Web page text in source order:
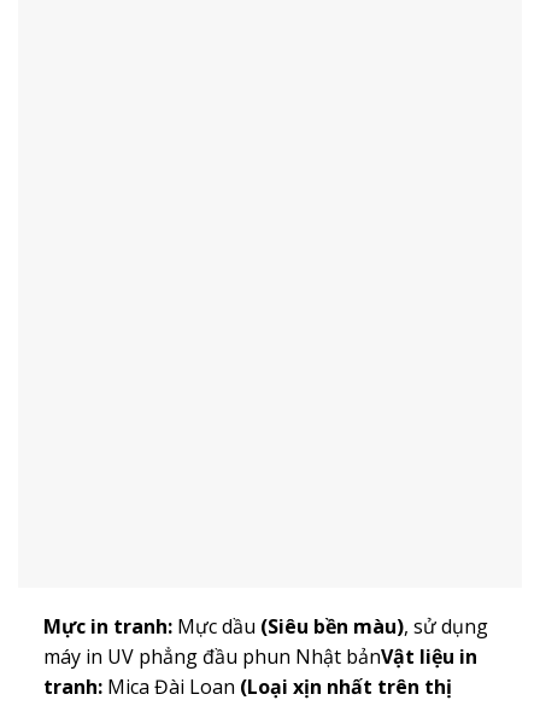
Mực in tranh:Mực dầu (Siêu bền màu), sử dụng
máy in UV phẳng đầu phun Nhật bảnVật liệu in
tranh:Mica Đài Loan (Loại xịn nhất trên thị